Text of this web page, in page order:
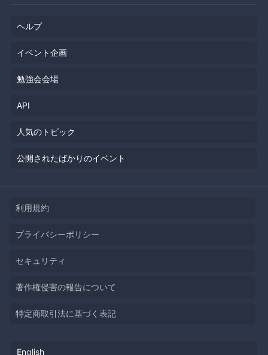
ヘルプ
イベント企画
勉強会会場
API
人気のトピック
公開されたばかりのイベント
利用規約
プライバシーポリシー
セキュリティ
著作権侵害の報告について
特定商取引法に基づく表記
English